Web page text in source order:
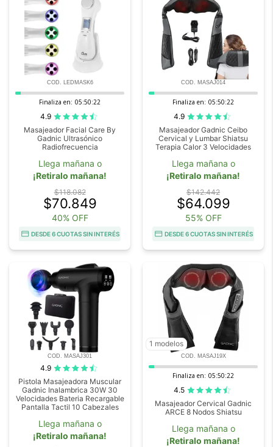
COD. LEDMASK6
Finaliza en: 05:50:20
4.9
Masajeador Facial Care By
Gadnic Ultrasónico
Radiofrecuencia
Llega mañana o
¡Retiralo mañana!
$118.082
$70.849
40% OFF
DESDE 6 CUOTAS SIN INTERÉS
COD. MASAJ014
Finaliza en: 05:50:20
4.9
Masajeador Gadnic Ceibo
Cervical y Lumbar Shiatsu
Terapia Calor 3 Velocidades
Llega mañana o
¡Retiralo mañana!
$142.442
$64.099
55% OFF
DESDE 6 CUOTAS SIN INTERÉS
COD. MASAJ301
4.9
Pistola Masajeadora Muscular
Gadnic Inalambrica 30W 30
Velocidades Bateria Recargable
Pantalla Tactil 10 Cabezales
Llega mañana o
¡Retiralo mañana!
1 modelos
COD. MASAJ19X
Finaliza en: 05:50:20
4.5
Masajeador Cervical Gadnic
ARCE 8 Nodos Shiatsu
Llega mañana o
¡Retiralo mañana!